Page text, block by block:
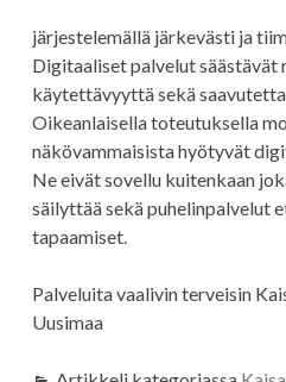
järjestelemällä järkevästi ja
Digitaaliset palvelut säästävät
käytettävyyttä sekä
Oikeanlaisella toteutuksella
näkövammaisista hyötyvät
Ne eivät sovellu kuitenkaan
säilyttää sekä puhelinpalvelut
tapaamiset.
Palveluita vaalivin terveisin
Uusimaa